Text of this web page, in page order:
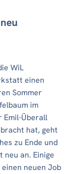
WiL
einen
Sommer
im
Emil-Überall
hat, geht
zu Ende und
neu an. Einige
neuen Job